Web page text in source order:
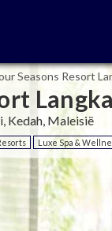
Seasons Resort
Kedah, Maleisië
Luxe Spa &